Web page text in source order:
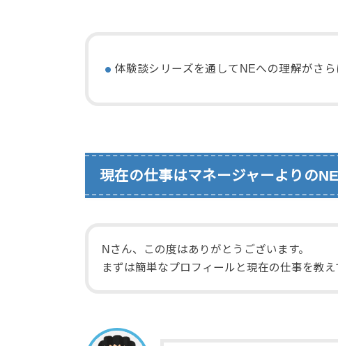
体験談シリーズを通してNEへの理解がさら
現在の仕事はマネージャーよりのNE
Nさん、この度はありがとうございます。
まずは簡単なプロフィールと現在の仕事を教え